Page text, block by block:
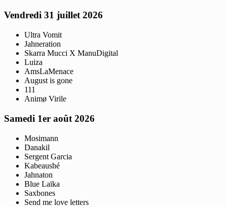
Vendredi 31 juillet 2026
Ultra Vomit
Jahneration
Skarra Mucci X ManuDigital
Luiza
AmsLaMenace
August is gone
111
Animø Virile
Samedi 1er août 2026
Mosimann
Danakil
Sergent Garcia
Kabeaushé
Jahnaton
Blue Laïka
Saxbones
Send me love letters